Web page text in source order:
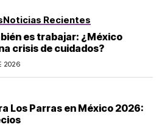
Noticias Recientes
es trabajar: ¿México
crisis de cuidados?
2026
Los Parras en México 2026: